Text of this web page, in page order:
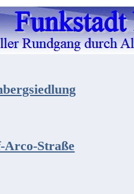
Arco-Straße